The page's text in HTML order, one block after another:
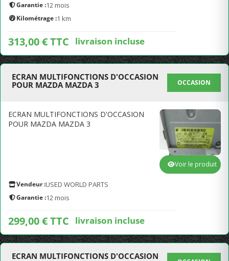
Garantie :12 mois
Kilométrage :1 km
313,00 € TTC livraison incluse
ECRAN MULTIFONCTIONS D'OCCASION
POUR MAZDA MAZDA 3
OCCASION
ECRAN MULTIFONCTIONS D'OCCASION
POUR MAZDA MAZDA 3
Vendeur :USED WORLD PARTS
Garantie :12 mois
299,00 € TTC livraison incluse
Voir le produit
ECRAN MULTIFONCTIONS D'OCCASION